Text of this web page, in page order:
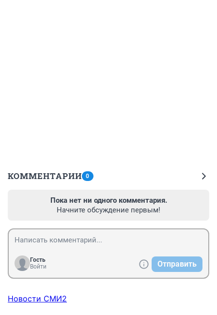
КОММЕНТАРИИ 0
Пока нет ни одного комментария.
Начните обсуждение первым!
Гость
Войти
Отправить
Новости СМИ2